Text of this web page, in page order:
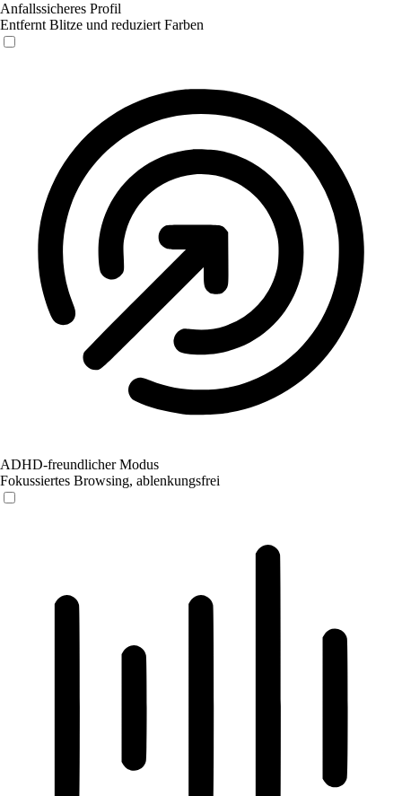
Anfallssicheres Profil
Entfernt Blitze und reduziert Farben
ADHD-freundlicher Modus
Fokussiertes Browsing, ablenkungsfrei